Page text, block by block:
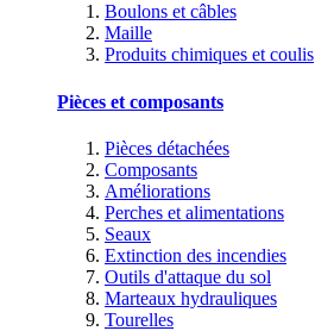
Boulons et câbles
Maille
Produits chimiques et coulis
Pièces et composants
Pièces détachées
Composants
Améliorations
Perches et alimentations
Seaux
Extinction des incendies
Outils d'attaque du sol
Marteaux hydrauliques
Tourelles